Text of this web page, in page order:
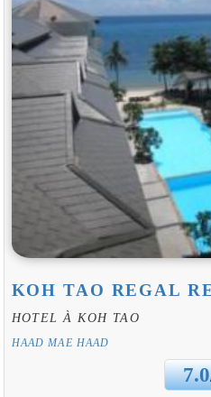
KOH TAO REGAL
HOTEL À KOH TAO
HAAD MAE HAAD
7.0